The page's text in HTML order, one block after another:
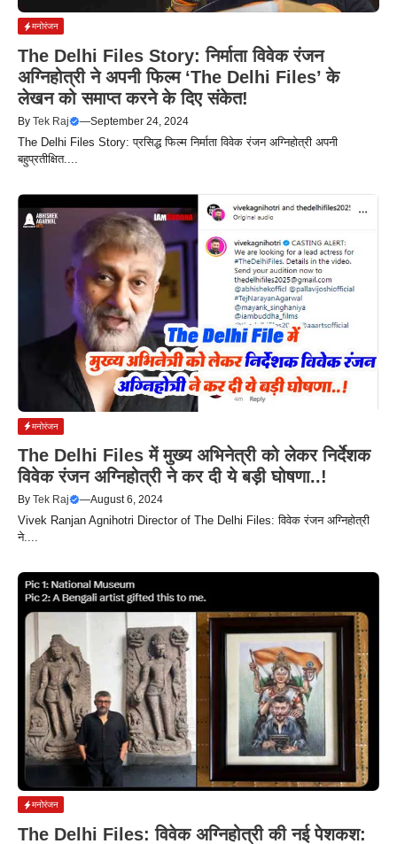
मनोरंजन
The Delhi Files Story: निर्माता विवेक रंजन
अग्निहोत्री ने अपनी फिल्म ‘The Delhi Files’ के
लेखन को समाप्त करने के दिए संकेत!
By Tek Raj —September 24, 2024
The Delhi Files Story: प्रसिद्ध फिल्म निर्माता विवेक रंजन अग्निहोत्री अपनी
बहुप्रतीक्षित....
मनोरंजन
The Delhi Files में मुख्य अभिनेत्री को लेकर निर्देशक
विवेक रंजन अग्निहोत्री ने कर दी ये बड़ी घोषणा..!
By Tek Raj —August 6, 2024
Vivek Ranjan Agnihotri Director of The Delhi Files: विवेक रंजन अग्निहोत्री
ने....
मनोरंजन
The Delhi Files: विवेक अग्निहोत्री की नई पेशकश: